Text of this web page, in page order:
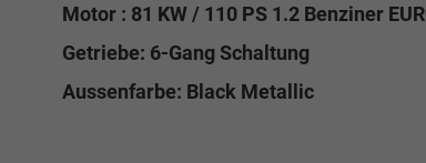
Motor : 81 KW / 110 PS 1.2 Benziner
Getriebe: 6-Gang Schaltung
Aussenfarbe: Black Metallic